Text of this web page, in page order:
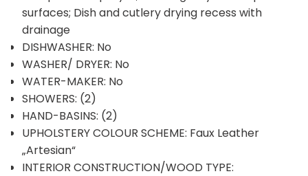
surfaces; Dish and cutlery drying recess with
drainage
DISHWASHER: No
WASHER/ DRYER: No
WATER-MAKER: No
SHOWERS: (2)
HAND-BASINS: (2)
UPHOLSTERY COLOUR SCHEME: Faux Leather
„Artesian“
INTERIOR CONSTRUCTION/WOOD TYPE: